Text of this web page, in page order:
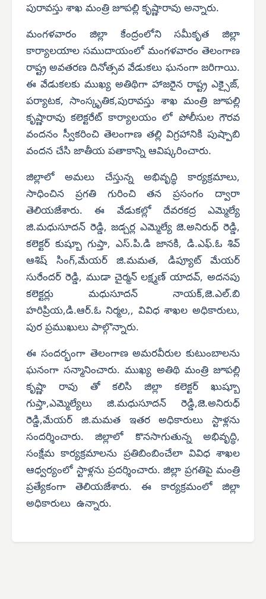
పురావస్తు శాఖ మంత్రి జూపల్లి కృష్ణారావు అన్నారు.
మంగళవారం జిల్లా కేంద్రంలోని సమీకృత జిల్లా
కార్యాలయాల సముదాయంలో మంగళవారం తెలంగాణ
రాష్ట్ర అవతరణ దినోత్సవ వేడుకలు ఘనంగా జరిగాయి.
ఈ వేడుకలకు ముఖ్య అతిథిగా హాజరైన రాష్ట్ర ఎక్సైజ్,
పర్యాటక, సాంస్కృతిక,పురావస్తు శాఖ మంత్రి జూపల్లి
కృష్ణారావు కలెక్టరేట్ కార్యాలయం లో పోలీసుల గౌరవ
వందనం స్వీకరించి తెలంగాణ తల్లి విగ్రహానికి పుష్పాబి
వందన చేసి జాతీయ పతాకాన్ని ఆవిష్కరించారు.
జిల్లాలో అమలు చేస్తున్న అభివృద్ధి కార్యక్రమాలు,
సాధించిన ప్రగతి గురించి తన ప్రసంగం ద్వారా
తెలియజేశారు. ఈ వేడుకల్లో దేవరకద్ర ఎమ్మెల్యే
జి.మధుసూదన్ రెడ్డి, జడ్చర్ల ఎమ్మెల్యే జె.అనిరుధ్ రెడ్డి,
కలెక్టర్ కుష్బూ గుప్తా, ఎస్.పి.డి జానకి, డి.ఎఫ్.ఓ శివ్
ఆశిష్ సింగ్,మేయర్ జి.మమత, డిప్యూట్ మేయర్
సురేందర్ రెడ్డి, ముడా చైర్మన్ లక్ష్మణ్ యాదవ్, అదనపు
కలెక్టర్లు మధుసూదన్ నాయక్,జె.ఎల్.బి
హరిప్రియ,డి.ఆర్.ఓ నిర్మల,, వివిధ శాఖల అధికారులు,
పుర ప్రముఖులు పాల్గొన్నారు.
ఈ సందర్భంగా తెలంగాణ అమరవీరుల కుటుంబాలను
ఘనంగా సన్మానించారు. ముఖ్య అతిథి మంత్రి జూపల్లి
కృష్ణా రావు తో కలిసి జిల్లా కలెక్టర్ ఖుష్బూ
గుప్తా,ఎమ్మెల్యేలు జి.మధుసూదన్ రెడ్డి,జె.అనిరుధ్
రెడ్డి,మేయర్ జి.మమత ఇతర అధికారులు స్టాళ్లను
సందర్శించారు. జిల్లాలో కొనసాగుతున్న అభివృద్ధి,
సంక్షేమ కార్యక్రమాలను ప్రతిబింబించేలా వివిధ శాఖల
ఆధ్వర్యంలో స్టాళ్లను ప్రదర్శించారు. జిల్లా ప్రగతిపై మంత్రి
ప్రత్యేకంగా తెలియజేశారు. ఈ కార్యక్రమంలో జిల్లా
అధికారులు ఉన్నారు.